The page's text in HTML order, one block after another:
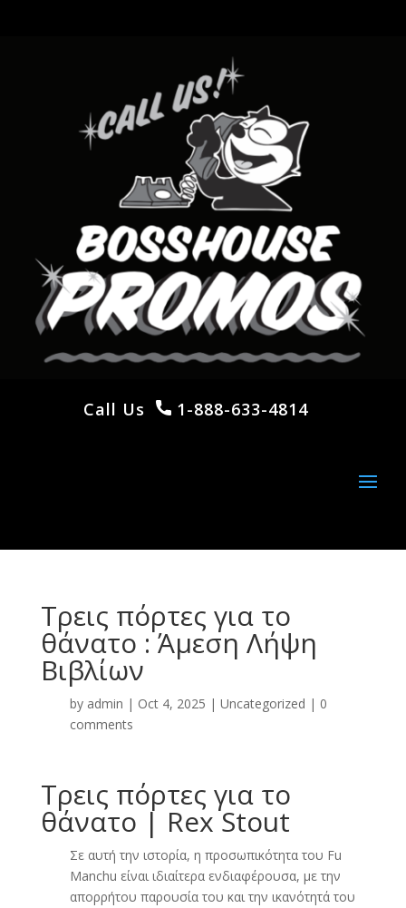
Call Us 1-888-633-4814
Τρεις πόρτες για το
θάνατο : Άμεση Λήψη
Βιβλίων
by admin | Oct 4, 2025 | Uncategorized | 0
comments
Τρεις πόρτες για το
θάνατο | Rex Stout
Σε αυτή την ιστορία, η προσωπικότητα του Fu
Manchu είναι ιδιαίτερα ενδιαφέρουσα, με την
απορρήτου παρουσία του και την ικανότητά του